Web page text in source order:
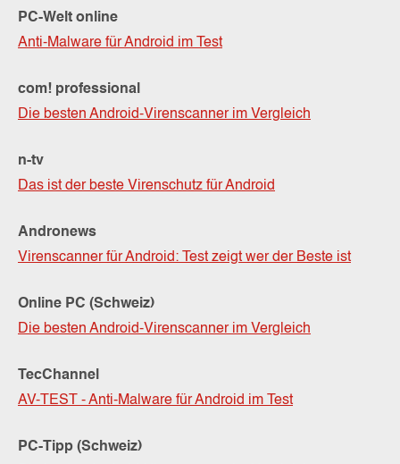
PC-Welt online
Anti-Malware für Android im Test
com! professional
Die besten Android-Virenscanner im Vergleich
n-tv
Das ist der beste Virenschutz für Android
Andronews
Virenscanner für Android: Test zeigt wer der Beste ist
Online PC (Schweiz)
Die besten Android-Virenscanner im Vergleich
TecChannel
AV-TEST - Anti-Malware für Android im Test
PC-Tipp (Schweiz)